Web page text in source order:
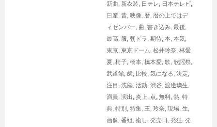
新曲, 新衣装, 日テレ, 日本テレビ,
日産, 昔, 映像, 暦, 暦の上ではデ
ィセンバー, 曲, 書き込み, 最後,
最高, 服, 朝ドラ , 期待, 本, 本気,
東京, 東京ドーム, 松井玲奈, 林愛
夏, 椅子, 橋本, 橋本愛, 歌, 歌謡祭,
武道館, 歯, 比較, 気になる, 決定,
注目 , 洗脳, 活動, 渋谷, 渡邊璃生,
満員, 演出 , 炎上, 点, 無料, 熱, 特
典, 特別 , 特集, 王, 玲奈, 現場, 生,
画像, 番組 , 癒し , 発売日 , 発狂, 発